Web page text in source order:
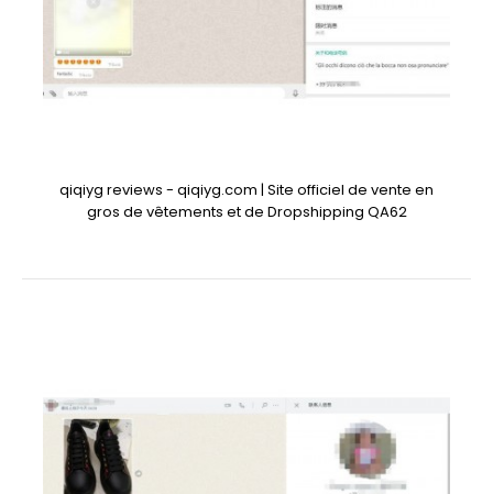
qiqiyg reviews - qiqiyg.com | Site officiel de vente en
gros de vêtements et de Dropshipping QA62